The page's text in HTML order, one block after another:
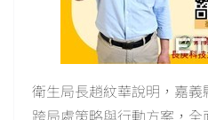
衛生局長趙紋華說明，嘉